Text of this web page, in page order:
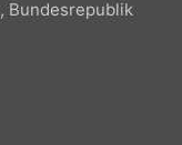
Bundesrepublik